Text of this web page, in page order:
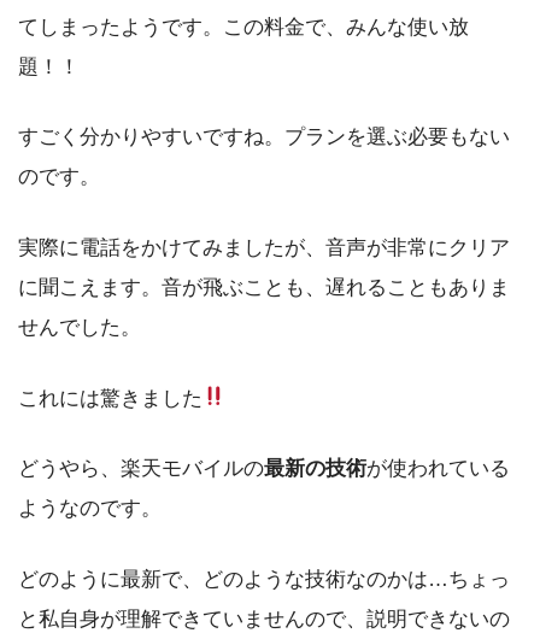
てしまったようです。この料金で、みんな使い放
題！！
すごく分かりやすいですね。プランを選ぶ必要もない
のです。
実際に電話をかけてみましたが、音声が非常にクリア
に聞こえます。音が飛ぶことも、遅れることもありま
せんでした。
これには驚きました
どうやら、楽天モバイルの最新の技術が使われている
ようなのです。
どのように最新で、どのような技術なのかは…ちょっ
と私自身が理解できていませんので、説明できないの